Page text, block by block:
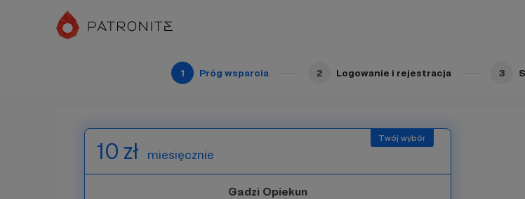
1 Próg wsparcia 2 Logowanie i rejestracja 3
Wszyscy wspierający będą wymienieni na naszym portalu, chyba że nie będą
10 zł miesięcznie
Gadzi Opiekun